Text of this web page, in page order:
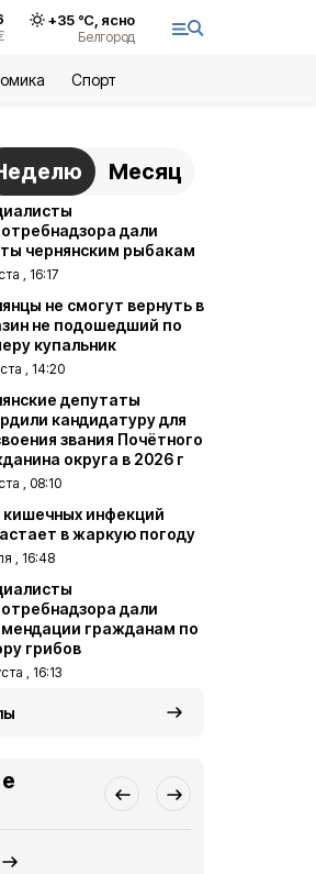
+35°С, ясно
Белгород
Спорт
Месяц
дали
чернянским рыбакам
, 16:17
не смогут вернуть в
не подошедший по
купальник
, 14:20
депутаты
кандидатуру для
звания Почётного
округа в 2026 г
, 08:10
кишечных инфекций
в жаркую погоду
, 16:48
дали
гражданам по
грибов
, 16:13